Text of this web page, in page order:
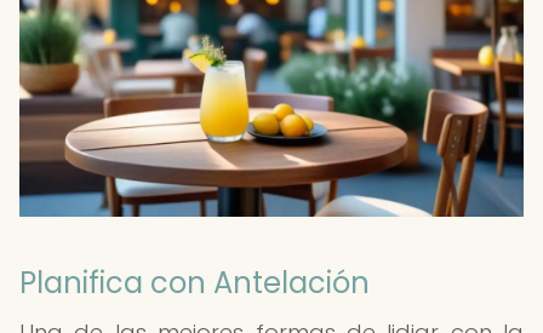
Planifica con Antelación